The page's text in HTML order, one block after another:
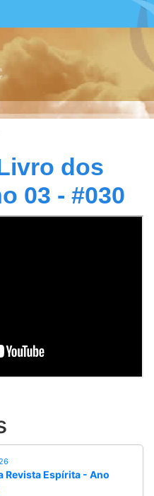
dos
03 - #030
Revista Espírita - Ano